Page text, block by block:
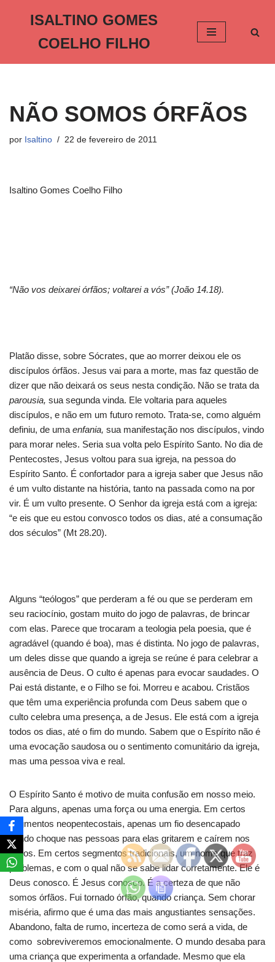
o
ISALTINO GOMES
COELHO FILHO
NÃO SOMOS ÓRFÃOS
por Isaltino 22 de fevereiro de 2011
Isaltino Gomes Coelho Filho
“Não vos deixarei órfãos; voltarei a vós” (João 14.18).
Platão disse, sobre Sócrates, que ao morrer deixou ele os
discípulos órfãos. Jesus vai para a morte, mas faz questão de
dizer que não deixará os seus nesta condição. Não se trata da
parousia, sua segunda vinda. Ele voltaria para aqueles
discípulos, e não em um futuro remoto. Trata-se, como alguém
definiu, de uma enfania, sua manifestação nos discípulos, vindo
para morar neles. Seria sua volta pelo Espírito Santo. No dia de
Pentecostes, Jesus voltou para sua igreja, na pessoa do
Espírito Santo. É confortador para a igreja saber que Jesus não
é um vulto distante na história, tanto na passada como na por
vir. É um vulto presente. O Senhor da igreja está com a igreja:
“e eis que eu estou convosco todos os dias, até a consumação
dos séculos” (Mt 28.20).
Alguns “teólogos” que perderam a fé ou que se perderam em
seu raciocínio, gostam muito do jogo de palavras, de brincar
com elas. Parece que trocaram a teologia pela poesia, que é
agradável (quando é boa), mas é distinta. No jogo de palavras,
um deles disse que quando a igreja se reúne é para celebrar a
ausência de Deus. O culto é apenas para evocar saudades. O
Pai está distante, e o Filho se foi. Morreu e acabou. Cristãos
que têm uma experiência profunda com Deus sabem que o
culto celebra uma presença, a de Jesus. Ele está com a igreja
todos os dias, até o fim do mundo. Sabem que o Espírito não é
uma evocação saudosa ou o sentimento comunitário da igreja,
mas uma pessoa viva e real.
O Espírito Santo é motivo de muita confusão em nosso meio.
Para alguns, apenas uma força ou uma energia. Em certos
segmentos neopentecostais, apenas um fio desencapado
dando choque nas pessoas para elas gritarem e caírem nos
cultos. Em certos segmentos tradicionais, um nome que traz
problemas, e com o qual não se sabe lidar corretamente. Ele é
Deus conosco. É Jesus conosco. É a certeza de que não
somos órfãos. Fui tornado órfão, quando criança. Sem chorar
miséria, afirmo que é uma das mais angustiantes sensações.
Abandono, falta de rumo, incerteza de como será a vida, de
como sobreviveremos emocionalmente. O mundo desaba para
uma criança que experimenta a orfandade. Mesmo que ela